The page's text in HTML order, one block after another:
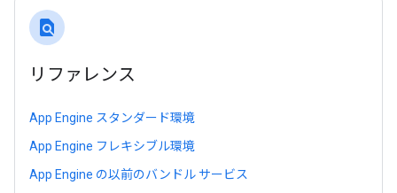
find_in_page
リファレンス
App Engine スタンダード環境
App Engine フレキシブル環境
App Engine の以前のバンドル サービス